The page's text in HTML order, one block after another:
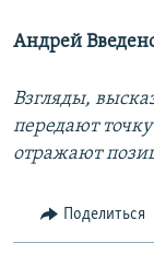
Андрей
Взгляды,
передают
отражают
Поделиться